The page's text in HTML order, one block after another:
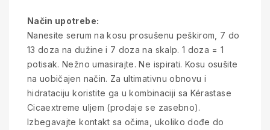
Način upotrebe:
Nanesite serum na kosu prosušenu peškirom, 7 do
13 doza na dužine i 7 doza na skalp. 1 doza = 1
potisak. Nežno umasirajte. Ne ispirati. Kosu osušite
na uobičajen način. Za ultimativnu obnovu i
hidrataciju koristite ga u kombinaciji sa Kérastase
Cicaextreme uljem (prodaje se zasebno).
Izbegavajte kontakt sa očima, ukoliko dođe do